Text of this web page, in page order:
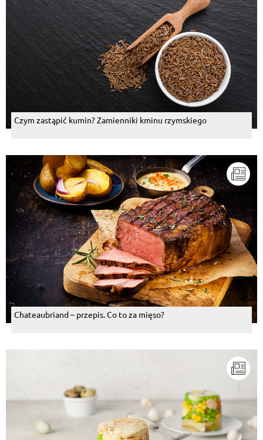
Czym zastąpić kumin? Zamienniki kminu rzymskiego
Chateaubriand – przepis. Co to za mięso?